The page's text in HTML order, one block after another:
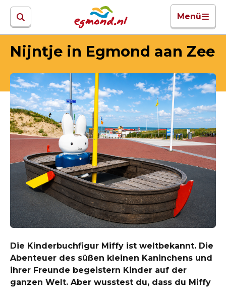
Menü
Nijntje in Egmond aan Zee
Die Kinderbuchfigur Miffy ist weltbekannt. Die
Abenteuer des süßen kleinen Kaninchens und
ihrer Freunde begeistern Kinder auf der
ganzen Welt. Aber wusstest du, dass du Miffy